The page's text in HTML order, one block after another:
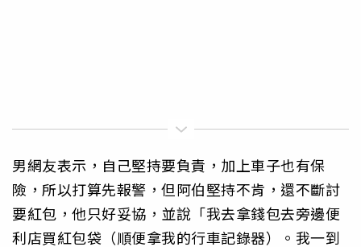
男網友表示，自己堅持要負責，加上車子也有保
險，所以打算先報警，但阿伯堅持不肯，還不斷討
要紅包，他只好妥協，並說「我去拿錢包去旁邊便
利店買紅包袋（順便拿我的行車記錄器）。我一到